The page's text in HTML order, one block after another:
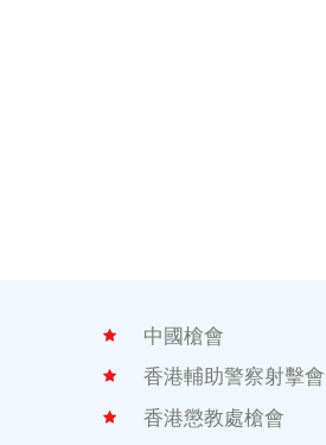
中國槍會
香港輔助警察射擊會
香港懲教處槍會